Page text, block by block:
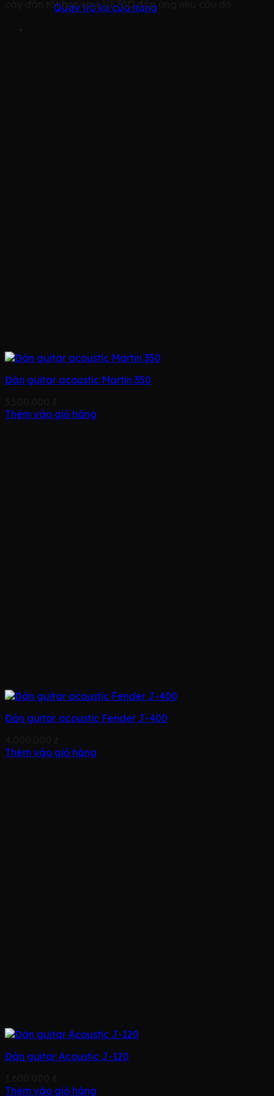
Quay trở lại cửa hàng
cây đàn tốt hơn sau. VE70D đáp ứng nhu cầu đó.
Đàn guitar acoustic Martin 350
Thêm vào giỏ hàng
Đàn guitar acoustic Fender J-400
Thêm vào giỏ hàng
Đàn guitar Acoustic J-120
Thêm vào giỏ hàng